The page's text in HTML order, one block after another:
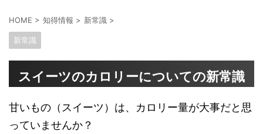
HOME > 知得情報 > 新常識 >
新常識
スイーツのカロリーについての新常識
甘いもの（スイーツ）は、カロリー量が大事だと思
っていませんか？